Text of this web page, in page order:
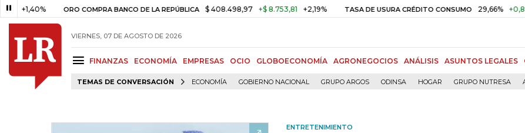
ORO COMPRA BANCO DE LA REPÚBLICA $ 408.498,97 +$ 8.753,81 +2,19% TASA DE USURA CRÉDITO CONSUMO 29,66% +0,87%
VIERNES, 07 DE AGOSTO DE 2026
FINANZAS ECONOMÍA EMPRESAS OCIO GLOBOECONOMÍA AGRONEGOCIOS ANÁLISIS ASUNTOS LEGALES
TEMAS DE CONVERSACIÓN ECONOMÍA GOBIERNO NACIONAL GRUPO ARGOS ODINSA HOGAR GRUPO NUTRESA
ENTRETENIMIENTO